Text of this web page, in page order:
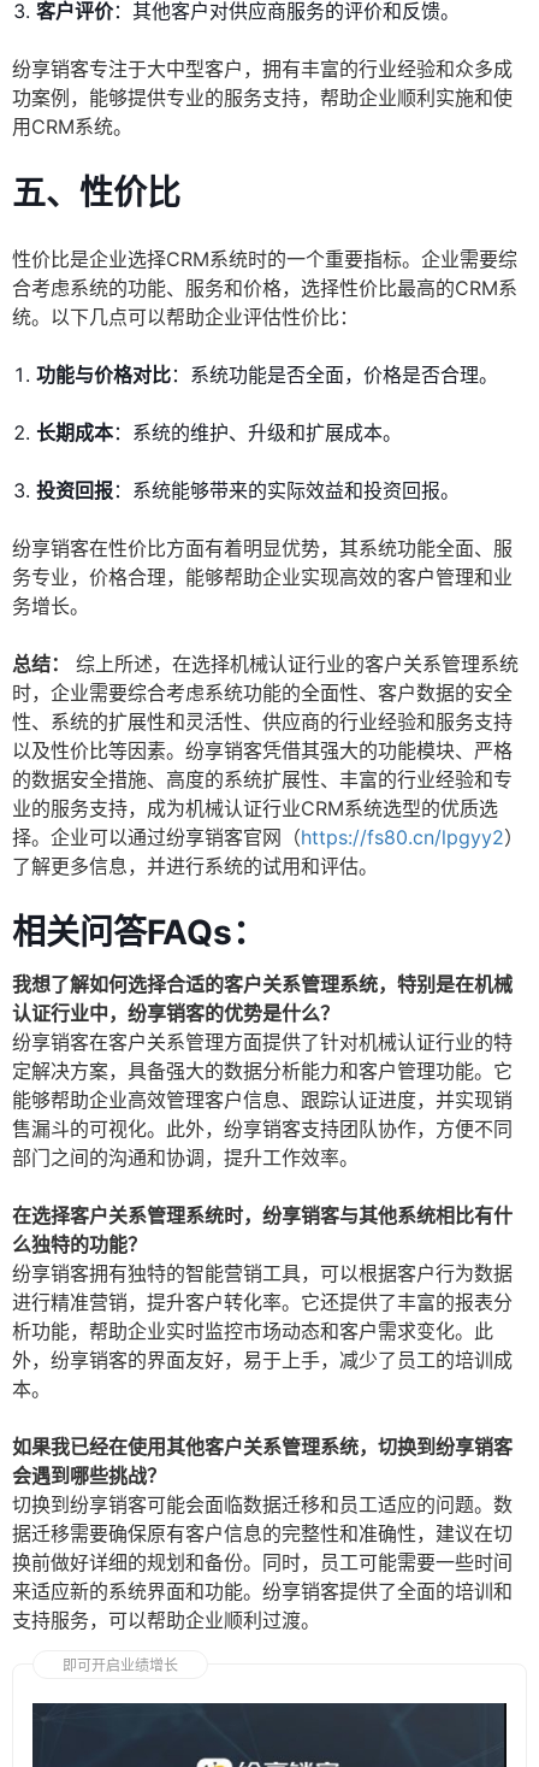
客户评价：其他客户对供应商服务的评价和反馈。
纷享销客专注于大中型客户，拥有丰富的行业经验和众多成
功案例，能够提供专业的服务支持，帮助企业顺利实施和使
用CRM系统。
五、性价比
性价比是企业选择CRM系统时的一个重要指标。企业需要综
合考虑系统的功能、服务和价格，选择性价比最高的CRM系
统。以下几点可以帮助企业评估性价比：
功能与价格对比：系统功能是否全面，价格是否合理。
长期成本：系统的维护、升级和扩展成本。
投资回报：系统能够带来的实际效益和投资回报。
纷享销客在性价比方面有着明显优势，其系统功能全面、服
务专业，价格合理，能够帮助企业实现高效的客户管理和业
务增长。
总结：
综上所述，在选择机械认证行业的客户关系管理系统
时，企业需要综合考虑系统功能的全面性、客户数据的安全
性、系统的扩展性和灵活性、供应商的行业经验和服务支持
以及性价比等因素。纷享销客凭借其强大的功能模块、严格
的数据安全措施、高度的系统扩展性、丰富的行业经验和专
业的服务支持，成为机械认证行业CRM系统选型的优质选
择。企业可以通过纷享销客官网（https://fs80.cn/lpgyy2）
了解更多信息，并进行系统的试用和评估。
相关问答FAQs：
我想了解如何选择合适的客户关系管理系统，特别是在机械
认证行业中，纷享销客的优势是什么？
纷享销客在客户关系管理方面提供了针对机械认证行业的特
定解决方案，具备强大的数据分析能力和客户管理功能。它
能够帮助企业高效管理客户信息、跟踪认证进度，并实现销
售漏斗的可视化。此外，纷享销客支持团队协作，方便不同
部门之间的沟通和协调，提升工作效率。
在选择客户关系管理系统时，纷享销客与其他系统相比有什
么独特的功能？
纷享销客拥有独特的智能营销工具，可以根据客户行为数据
进行精准营销，提升客户转化率。它还提供了丰富的报表分
析功能，帮助企业实时监控市场动态和客户需求变化。此
外，纷享销客的界面友好，易于上手，减少了员工的培训成
本。
如果我已经在使用其他客户关系管理系统，切换到纷享销客
会遇到哪些挑战？
切换到纷享销客可能会面临数据迁移和员工适应的问题。数
据迁移需要确保原有客户信息的完整性和准确性，建议在切
换前做好详细的规划和备份。同时，员工可能需要一些时间
来适应新的系统界面和功能。纷享销客提供了全面的培训和
支持服务，可以帮助企业顺利过渡。
即可开启业绩增长